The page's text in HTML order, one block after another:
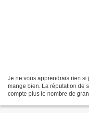
Je ne vous apprendrais rien si
mange bien. La réputation de
compte plus le nombre de